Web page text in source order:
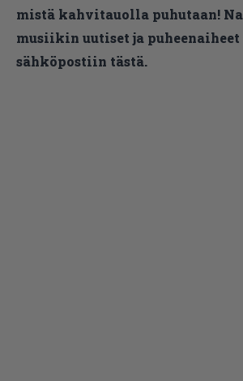
mistä kahvitauolla puhutaan!
musiikin uutiset ja puheenaiheet
sähköpostiin tästä.